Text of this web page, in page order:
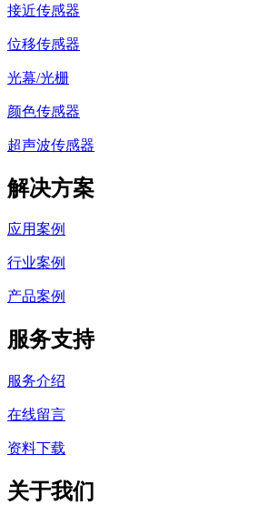
接近传感器
位移传感器
光幕/光栅
颜色传感器
超声波传感器
解决方案
应用案例
行业案例
产品案例
服务支持
服务介绍
在线留言
资料下载
关于我们